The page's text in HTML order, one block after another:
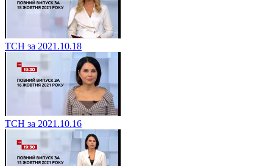
ТСН за 2021.10.18
ТСН за 2021.10.16